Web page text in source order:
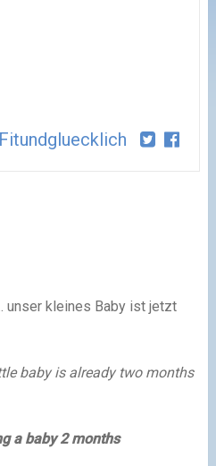
Fitundgluecklich
unser kleines Baby ist jetzt
baby is already two months
a baby 2 months